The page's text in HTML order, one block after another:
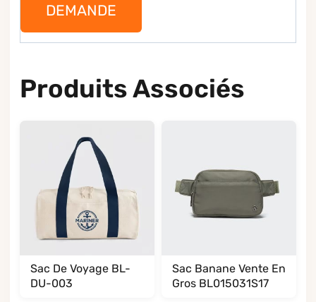
DEMANDE
Produits Associés
Sac De Voyage BL-
DU-003
Sac Banane Vente En
Gros BL015031S17